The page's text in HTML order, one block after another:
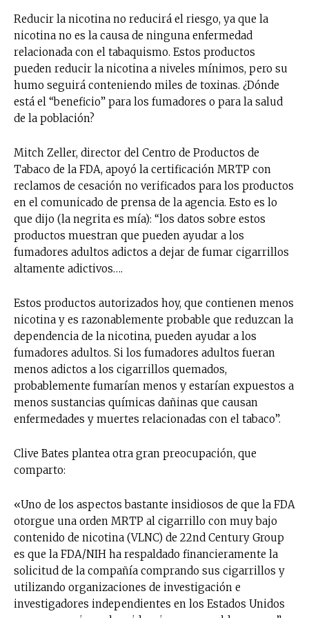
Reducir la nicotina no reducirá el riesgo, ya que la
nicotina no es la causa de ninguna enfermedad
relacionada con el tabaquismo. Estos productos
pueden reducir la nicotina a niveles mínimos, pero su
humo seguirá conteniendo miles de toxinas. ¿Dónde
está el “beneficio” para los fumadores o para la salud
de la población?
Mitch Zeller, director del Centro de Productos de
Tabaco de la FDA, apoyó la certificación MRTP con
reclamos de cesación no verificados para los productos
en el comunicado de prensa de la agencia. Esto es lo
que dijo (la negrita es mía): “los datos sobre estos
productos muestran que pueden ayudar a los
fumadores adultos adictos a dejar de fumar cigarrillos
altamente adictivos….
Estos productos autorizados hoy, que contienen menos
nicotina y es razonablemente probable que reduzcan la
dependencia de la nicotina, pueden ayudar a los
fumadores adultos. Si los fumadores adultos fueran
menos adictos a los cigarrillos quemados,
probablemente fumarían menos y estarían expuestos a
menos sustancias químicas dañinas que causan
enfermedades y muertes relacionadas con el tabaco”.
Clive Bates plantea otra gran preocupación, que
comparto:
«Uno de los aspectos bastante insidiosos de que la FDA
otorgue una orden MRTP al cigarrillo con muy bajo
contenido de nicotina (VLNC) de 22nd Century Group
es que la FDA/NIH ha respaldado financieramente la
solicitud de la compañía comprando sus cigarrillos y
utilizando organizaciones de investigación e
investigadores independientes en los Estados Unidos